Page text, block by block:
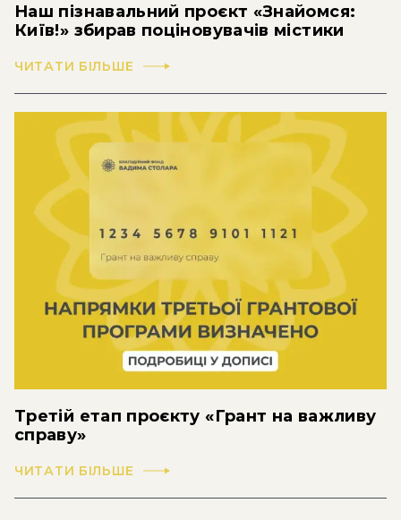
Наш пізнавальний проєкт «Знайомся:
Київ!» збирав поціновувачів містики
ЧИТАТИ БІЛЬШЕ
Третій етап проєкту «Грант на важливу
справу»
ЧИТАТИ БІЛЬШЕ